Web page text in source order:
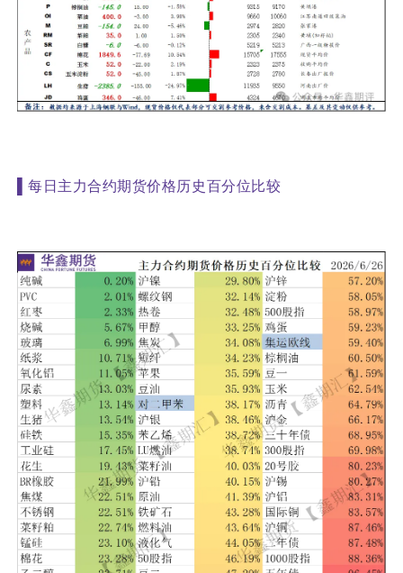
▌每日主力合约期货价格历史百分位比较